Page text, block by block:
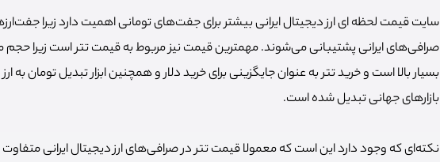
سایت قیمت لحظه ای ارز دیجیتال ایرانی بیشتر برای جفت‌های تومانی اهمیت دارد زیرا
صرافی‌های ایرانی پشتیبانی می‌شوند. مهمترین قیمت نیز مربوط به قیمت تتر است زیرا حجم
بسیار بالا است و خرید تتر به عنوان جایگزینی برای خرید دلار و همچنین ابزار تبدیل تومان به
بازارهای جهانی تبدیل شده است.
نکته‌ای که وجود دارد این است که معمولا قیمت تتر در صرافی‌های ارز دیجیتال ایرانی